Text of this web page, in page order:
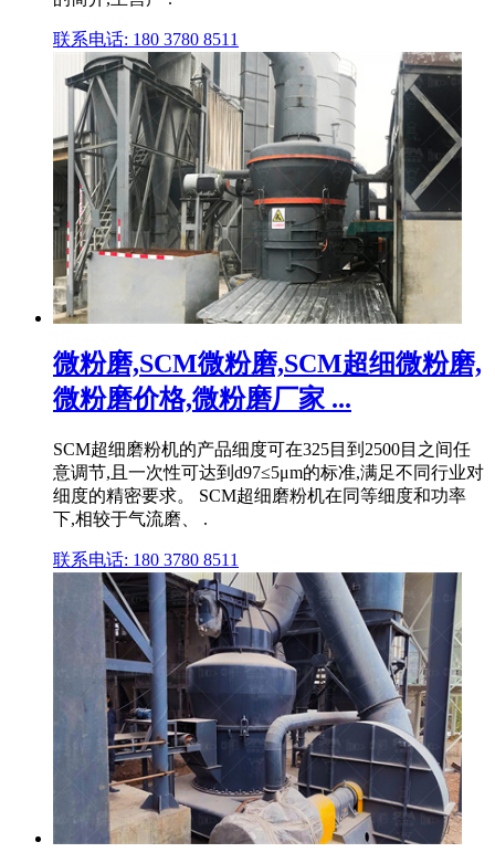
联系电话: 180 3780 8511
微粉磨,SCM微粉磨,SCM超细微粉磨,
微粉磨价格,微粉磨厂家 ...
SCM超细磨粉机的产品细度可在325目到2500目之间任
意调节,且一次性可达到d97≤5μm的标准,满足不同行业对
细度的精密要求。 SCM超细磨粉机在同等细度和功率
下,相较于气流磨、 .
联系电话: 180 3780 8511